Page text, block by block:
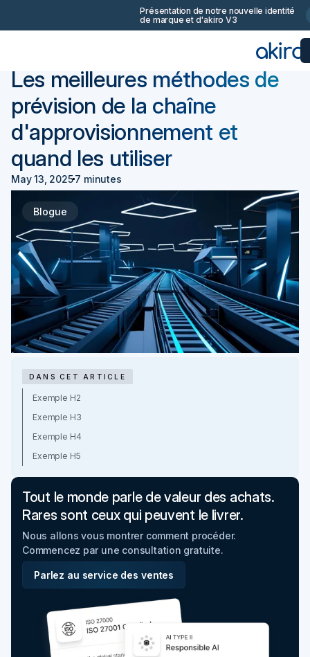
Présentation de notre nouvelle identité
de marque et d'akiro V3
Les meilleures méthodes de
prévision de la chaîne
d'approvisionnement et
quand les utiliser
May 13, 2025 7 minutes
Blogue
DANS CET ARTICLE
Exemple H2
Exemple H3
Exemple H4
Exemple H5
Tout le monde parle de valeur des achats.
Rares sont ceux qui peuvent le livrer.
Nous allons vous montrer comment procéder.
Commencez par une consultation gratuite.
Parlez au service des ventes